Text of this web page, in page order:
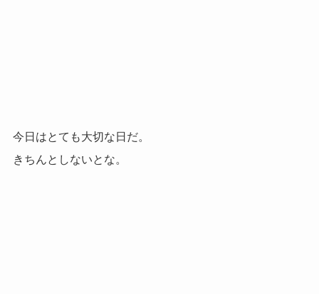
今日はとても大切な日だ。
きちんとしないとな。